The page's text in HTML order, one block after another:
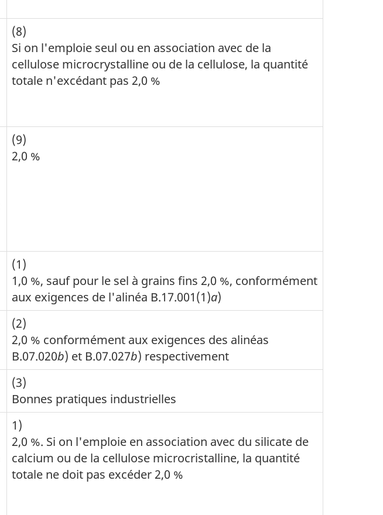
(8)
Si on l'emploie seul ou en association avec de la
cellulose microcrystalline ou de la cellulose, la quantité
totale n'excédant pas 2,0 %
(9)
2,0 %
(1)
1,0 %, sauf pour le sel à grains fins 2,0 %, conformément
aux exigences de l'alinéa B.17.001(1)a)
(2)
2,0 % conformément aux exigences des alinéas
B.07.020b) et B.07.027b) respectivement
(3)
Bonnes pratiques industrielles
1)
2,0 %. Si on l'emploie en association avec du silicate de
calcium ou de la cellulose microcristalline, la quantité
totale ne doit pas excéder 2,0 %